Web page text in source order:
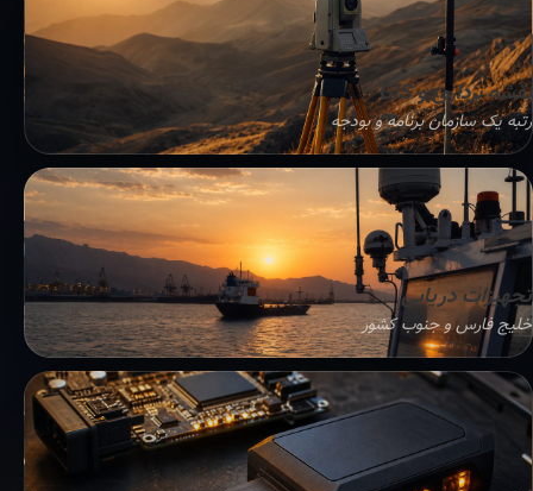
نقشه برداری و GIS
رتبه یک سازمان برنامه و بودجه
تجهیزات دریایی
خلیج فارس و جنوب کشور